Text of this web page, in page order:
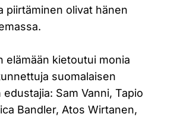
piirtäminen olivat hänen
elämään kietoutui monia
suomalaisen
Sam Vanni, Tapio
Bandler, Atos Wirtanen,